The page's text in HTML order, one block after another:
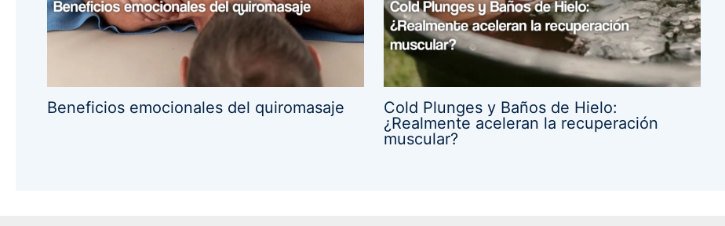
Beneficios emocionales del quiromasaje
Cold Plunges y Baños de Hielo:
¿Realmente aceleran la recuperación
muscular?